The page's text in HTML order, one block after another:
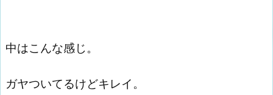
中はこんな感じ。
ガヤついてるけどキレイ。